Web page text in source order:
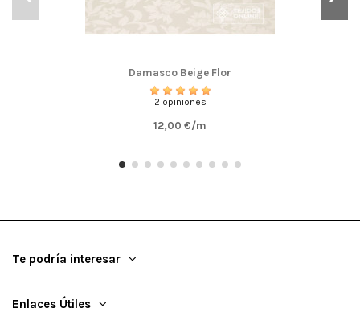
Damasco Beige Flor
2 opiniones
12,00 €/m
Te podría interesar
Enlaces Útiles